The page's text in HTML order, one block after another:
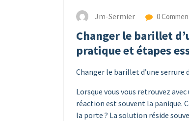
Jm-Sermier 0
Changer le barillet
pratique et étapes
Changer le barillet d’une serrure
Lorsque vous vous retrouvez
réaction est souvent la panique.
la porte ? La solution réside